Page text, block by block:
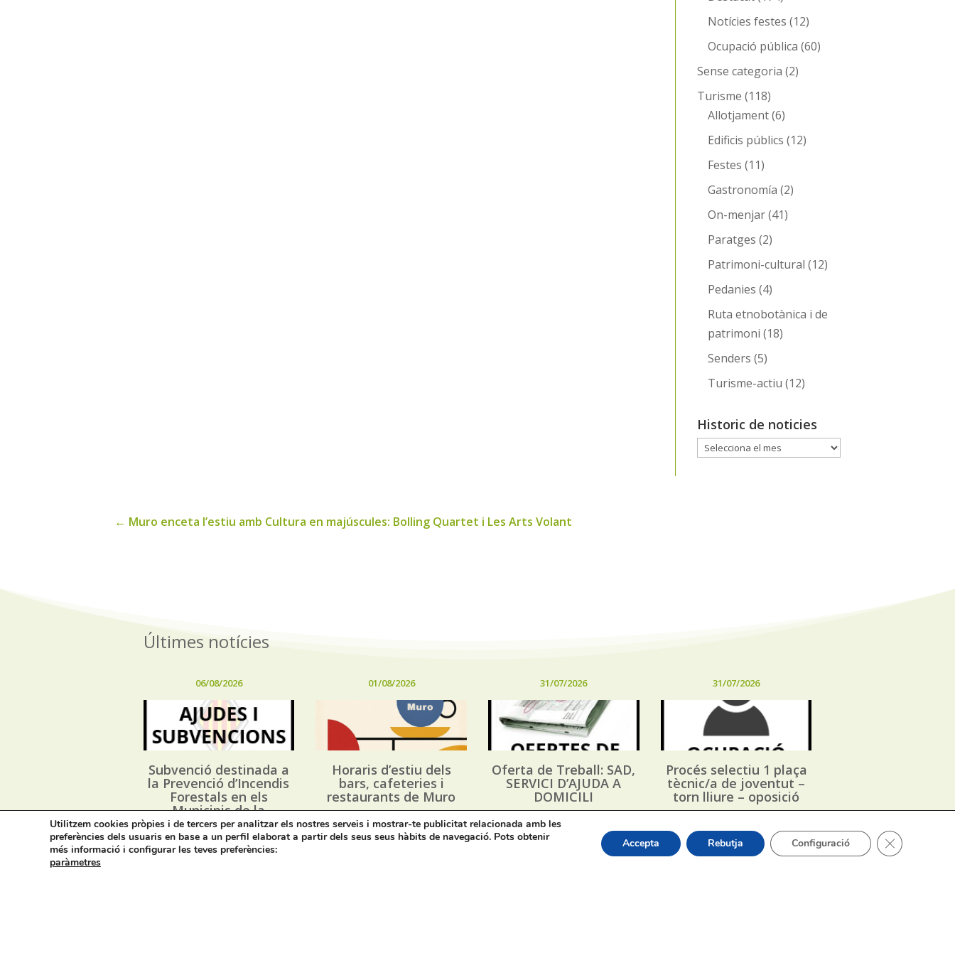
Notícies festes (12)
Ocupació pública (60)
Sense categoria (2)
Turisme (118)
Allotjament(6)
Edificis públics (12)
Festes (11)
Gastronomía (2)
On-menjar(41)
Paratges (2)
Patrimoni-cultural (12)
Pedanies (4)
Ruta etnobotànica i de
patrimoni (18)
Senders (5)
Turisme-actiu (12)
Historic de noticies
Historic
← Muro enceta l’estiu amb Cultura en majúscules: Bolling Quartet i Les Arts Volant
Últimes notícies
06/08/2026
Subvenció destinada a
la Prevenció d’Incendis
Forestals en els
Municipis de la
Província d’Alacant, i
execució dels Plans
Locals de Prevenció
01/08/2026
Horaris d’estiu dels
bars, cafeteries i
restaurants de Muro
31/07/2026
Oferta de Treball: SAD,
SERVICI D’AJUDA A
DOMICILI
31/07/2026
Procés selectiu 1 plaça
tècnic/a de joventut –
torn lliure – oposició
Utilitzem cookies pròpies i de tercers per analitzar els nostres serveis i mostrar-te publicitat relacionada amb les
preferències dels usuaris en base a un perfil elaborat a partir dels seus seus hàbits de navegació. Pots obtenir
més informació i configurar les teves preferències:
paràmetres
Accepta Rebutja Configuració Tanca el